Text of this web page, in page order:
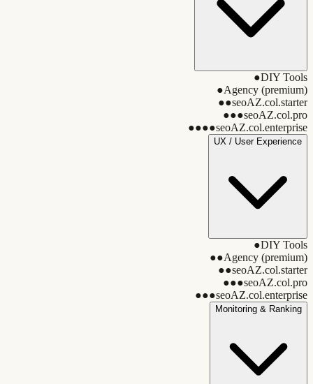
DIY Tools
●
Agency (premium)
●
seoAZ.col.starter
●●
seoAZ.col.pro
●●●
seoAZ.col.enterprise
●●●●
UX / User Experience
DIY Tools
●
Agency (premium)
●●
seoAZ.col.starter
●●
seoAZ.col.pro
●●●
seoAZ.col.enterprise
●●●
Monitoring & Ranking